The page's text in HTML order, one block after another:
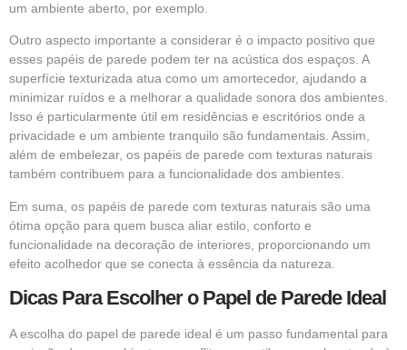
um ambiente aberto, por exemplo.
Outro aspecto importante a considerar é o impacto positivo que
esses papéis de parede podem ter na acústica dos espaços. A
superfície texturizada atua como um amortecedor, ajudando a
minimizar ruídos e a melhorar a qualidade sonora dos ambientes.
Isso é particularmente útil em residências e escritórios onde a
privacidade e um ambiente tranquilo são fundamentais. Assim,
além de embelezar, os papéis de parede com texturas naturais
também contribuem para a funcionalidade dos ambientes.
Em suma, os papéis de parede com texturas naturais são uma
ótima opção para quem busca aliar estilo, conforto e
funcionalidade na decoração de interiores, proporcionando um
efeito acolhedor que se conecta à essência da natureza.
Dicas Para Escolher o Papel de Parede Ideal
A escolha do papel de parede ideal é um passo fundamental para